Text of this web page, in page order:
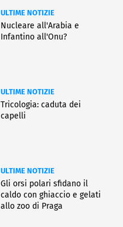
ULTIME NOTIZIE
Nucleare all'Arabia e
Infantino all'Onu?
ULTIME NOTIZIE
Tricologia: caduta dei
capelli
ULTIME NOTIZIE
Gli orsi polari sfidano il
caldo con ghiaccio e gelati
allo zoo di Praga